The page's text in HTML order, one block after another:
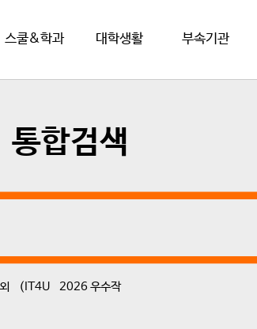
스쿨&학과 대학생활 부속기관
통합검색
(IT4U 2026 우수작